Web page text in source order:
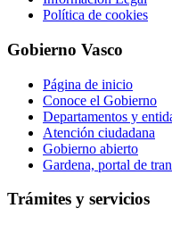
Política de cookies
Gobierno Vasco
Página de inicio
Conoce el Gobierno
Departamentos y
Atención ciudadana
Gobierno abierto
Gardena, portal de
Trámites y servicios